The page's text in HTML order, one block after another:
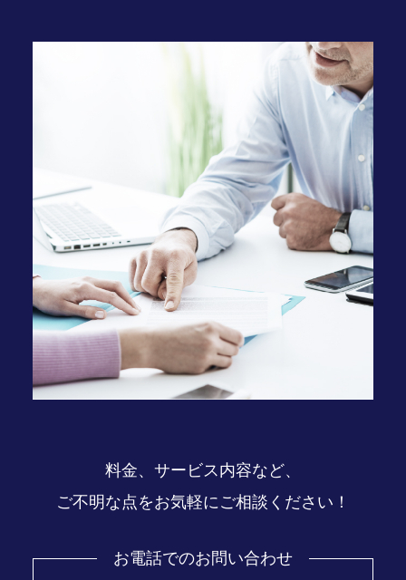
料金、サービス内容など、
ご不明な点をお気軽にご相談ください！
お電話でのお問い合わせ